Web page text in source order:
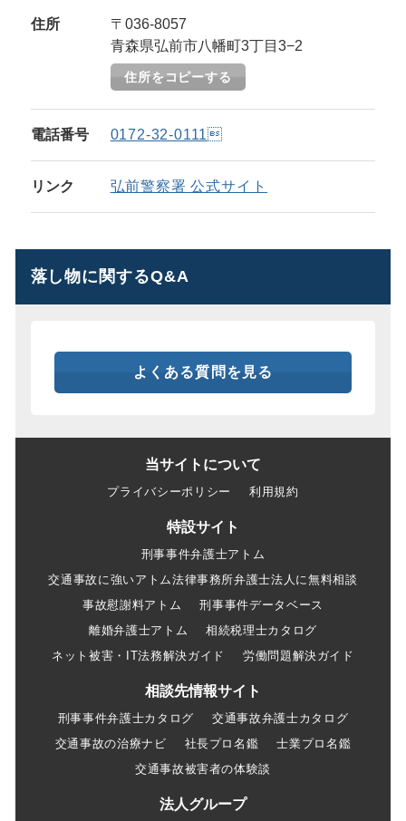
住所
〒036-8057
青森県弘前市八幡町3丁目3−2
住所をコピーする
電話番号 0172-32-0111
リンク 弘前警察署 公式サイト
落し物に関するQ&A
よくある質問を見る
当サイトについて
プライバシーポリシー 利用規約
特設サイト
刑事事件弁護士アトム
交通事故に強いアトム法律事務所弁護士法人に無料相談
事故慰謝料アトム
刑事事件データベース
離婚弁護士アトム
相続税理士カタログ
ネット被害・IT法務解決ガイド
労働問題解決ガイド
相談先情報サイト
刑事事件弁護士カタログ
交通事故弁護士カタログ
交通事故の治療ナビ
社長プロ名鑑
士業プロ名鑑
交通事故被害者の体験談
法人グループ